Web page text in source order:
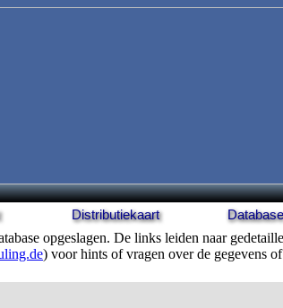
Distributiekaart
opgeslagen. De links leiden naar
) voor hints of vragen over de gegevens